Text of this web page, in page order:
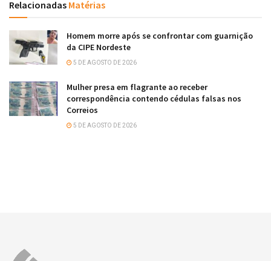
Relacionadas Matérias
Homem morre após se confrontar com guarnição
da CIPE Nordeste
5 DE AGOSTO DE 2026
Mulher presa em flagrante ao receber
correspondência contendo cédulas falsas nos
Correios
5 DE AGOSTO DE 2026